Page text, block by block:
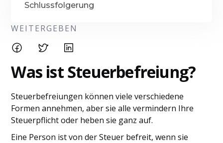
Schlussfolgerung
WEITERGEBEN
Was ist Steuerbefreiung?
Steuerbefreiungen können viele verschiedene
Formen annehmen, aber sie alle vermindern Ihre
Steuerpflicht oder heben sie ganz auf.
Eine Person ist von der Steuer befreit, wenn sie